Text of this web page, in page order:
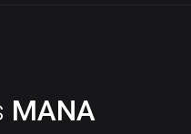
MANA